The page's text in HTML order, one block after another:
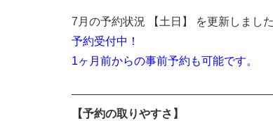
7月の予約状況 【土日】 を更新しました
予約受付中！
1ヶ月前からの事前予約も可能です。
【予約の取りやすさ】